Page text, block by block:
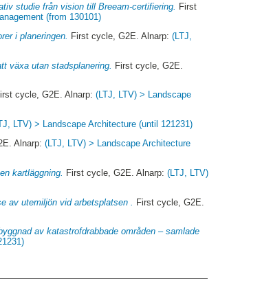
studie från vision till Breeam-certifiering.
First
(from 130101)
i planeringen. First cycle, G2E. Alnarp:(LTJ,
växa utan stadsplanering. First cycle, G2E.
cycle, G2E. Alnarp:(LTJ, LTV) > Landscape
LTV) > Landscape Architecture (until 121231)
Alnarp:(LTJ, LTV) > Landscape Architecture
kartläggning. First cycle, G2E. Alnarp:(LTJ, LTV)
av utemiljön vid arbetsplatsen .
First cycle, G2E.
av katastrofdrabbade områden – samlade